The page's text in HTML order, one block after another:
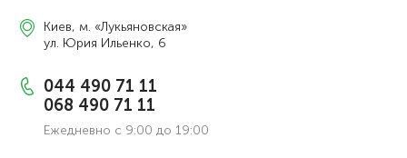
Киев, м. «Лукьяновская»
ул. Юрия Ильенко, 6
044 490 71 11
068 490 71 11
Ежедневно с 9:00 до 19:00